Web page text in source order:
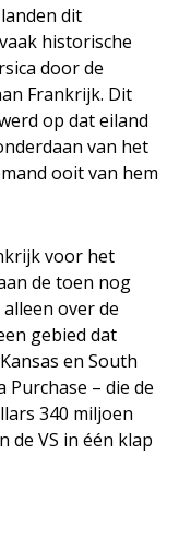
dit
historische
door de
Frankrijk. Dit
op dat eiland
van het
ooit van hem
voor het
de toen nog
over de
gebied dat
en South
– die de
340 miljoen
de VS in één klap